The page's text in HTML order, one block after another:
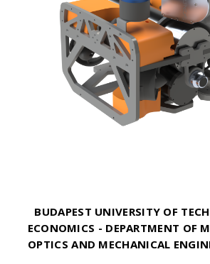
BUDAPEST UNIVERSITY OF
ECONOMICS - DEPARTMENT OF
OPTICS AND MECHANICAL